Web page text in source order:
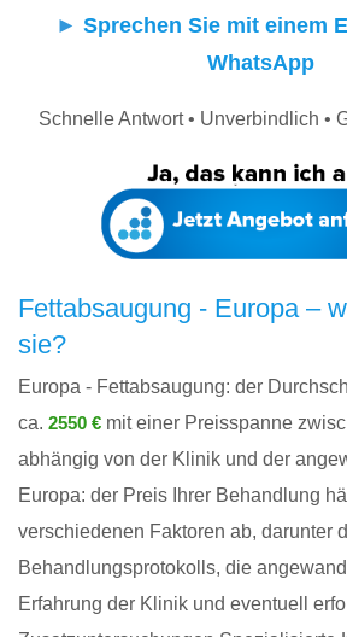
► Sprechen Sie mit einem
WhatsApp
Schnelle Antwort • Unverbindlich •
Fettabsaugung - Europa –
sie?
Europa - Fettabsaugung: der
ca. 2550 € mit einer Preisspanne
abhängig von der Klinik und der
Europa: der Preis Ihrer Behandlung
verschiedenen Faktoren ab, darunter
Behandlungsprotokolls, die
Erfahrung der Klinik und eventuell